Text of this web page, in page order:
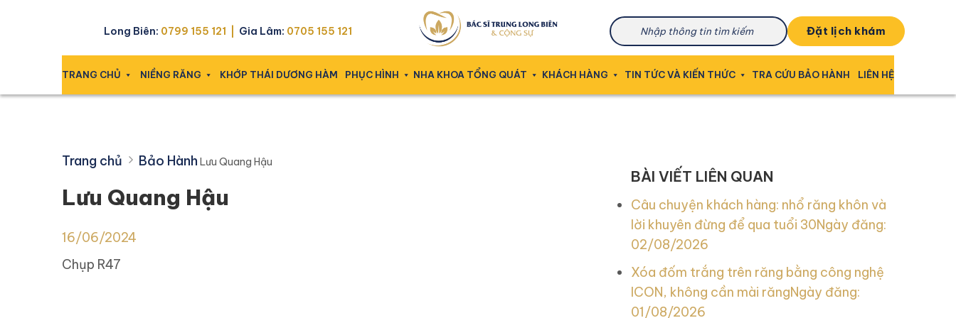
Lưu Quang Hậu
Long Biên: 0799 155 121 | Gia Lâm: 0705 155 121 đặt lịch khám
TRANG CHỦ NIỀNG RĂNG KHỚP THÁI DƯƠNG HÀM PHỤC HÌNH NHA KHOA TỔNG QUÁT KHÁCH HÀNG TIN TỨC VÀ KIẾN THỨC TRA CỨU BẢO HÀNH LIÊN HỆ
Trang chủ Bảo Hành Lưu Quang Hậu
Lưu Quang Hậu
16/06/2024
Chụp R47
BÀI VIẾT LIÊN QUAN
Câu chuyện khách hàng: nhổ răng khôn và
lời khuyên đừng để qua tuổi 30Ngày đăng:
02/08/2026
Xóa đốm trắng trên răng bằng công nghệ
ICON, không cần mài răngNgày đăng:
01/08/2026